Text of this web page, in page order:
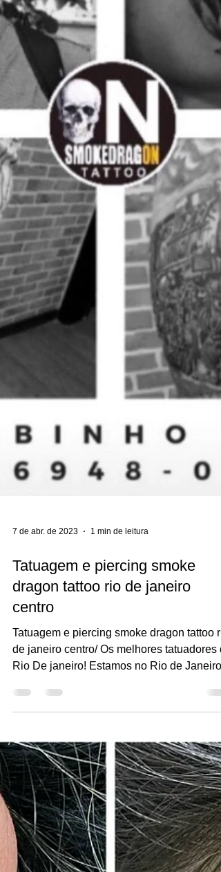
7 de abr. de 2023 1 min de leitura
Tatuagem e piercing smoke
dragon tattoo rio de janeiro
de janeiro centro/ Os melhores tatuadores
Rio De janeiro! Estamos no Rio de Janeiro
com um...